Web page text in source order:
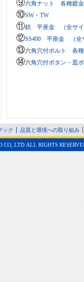
⑨六角ナット 各種鍍
⑩SW・TW
⑪鉄 平座金 （全サイ
⑫SS400 平座金 （全
⑬六角穴付ボルト 各
⑭六角穴付ボタン・皿
ック 品質と環境への取り組み
CO,.LTD ALL RIGHTS